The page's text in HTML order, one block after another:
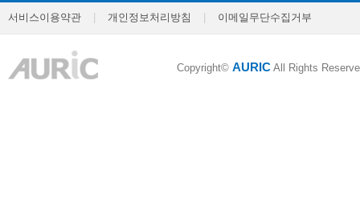
서비스이용약관 개인정보처리방침 이메일무단수집거부
Copyright© AURIC All Rights